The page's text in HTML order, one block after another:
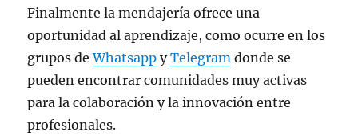
Finalmente la mendajería ofrece una
oportunidad al aprendizaje, como ocurre en los
grupos deWhatsapp yTelegram donde se
pueden encontrar comunidades muy activas
para la colaboración y la innovación entre
profesionales.